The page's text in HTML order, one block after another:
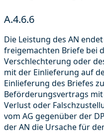
A.4.6.6
Die Leistung des AN
freigemachten Briefe bei
Verschlechterung oder
mit der Einlieferung auf
Einlieferung des Briefes
Beförderungsvertrags mit
Verlust oder
vom AG gegenüber der
der AN die Ursache für